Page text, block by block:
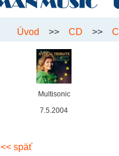
Úvod >> CD >>
Multisonic
7.5.2004
<< späť